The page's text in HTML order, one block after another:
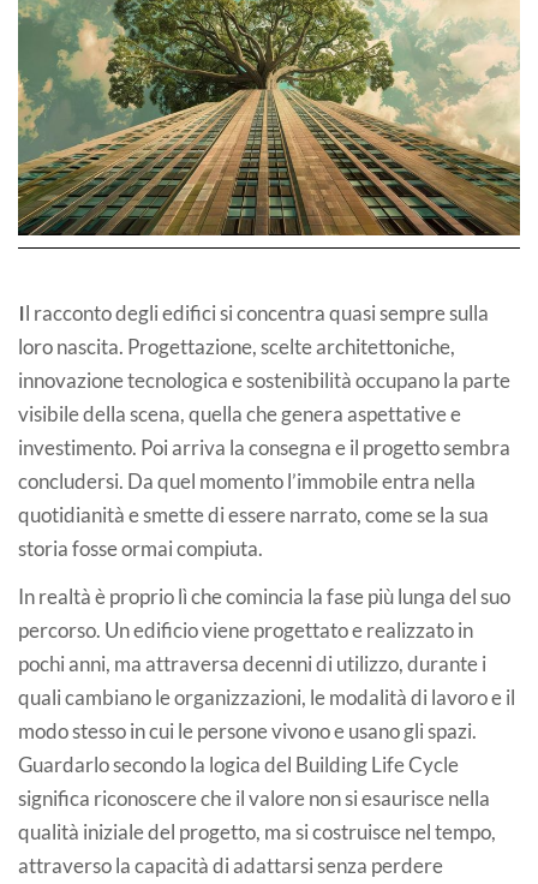
Il racconto degli edifici si concentra quasi sempre sulla
loro nascita. Progettazione, scelte architettoniche,
innovazione tecnologica e sostenibilità occupano la parte
visibile della scena, quella che genera aspettative e
investimento. Poi arriva la consegna e il progetto sembra
concludersi. Da quel momento l’immobile entra nella
quotidianità e smette di essere narrato, come se la sua
storia fosse ormai compiuta.
In realtà è proprio lì che comincia la fase più lunga del suo
percorso. Un edificio viene progettato e realizzato in
pochi anni, ma attraversa decenni di utilizzo, durante i
quali cambiano le organizzazioni, le modalità di lavoro e il
modo stesso in cui le persone vivono e usano gli spazi.
Guardarlo secondo la logica del Building Life Cycle
significa riconoscere che il valore non si esaurisce nella
qualità iniziale del progetto, ma si costruisce nel tempo,
attraverso la capacità di adattarsi senza perdere